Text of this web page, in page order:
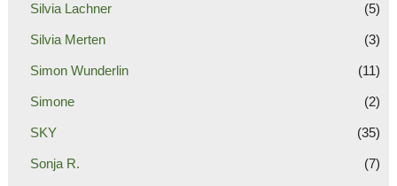
Silvia Lachner (5)
Silvia Merten (3)
Simon Wunderlin (11)
Simone (2)
SKY (35)
Sonja R. (7)